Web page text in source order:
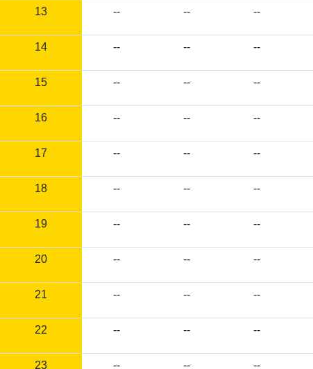
13 -- -- --
14 -- -- --
15 -- -- --
16 -- -- --
17 -- -- --
18 -- -- --
19 -- -- --
20 -- -- --
21 -- -- --
22 -- -- --
23 -- -- --